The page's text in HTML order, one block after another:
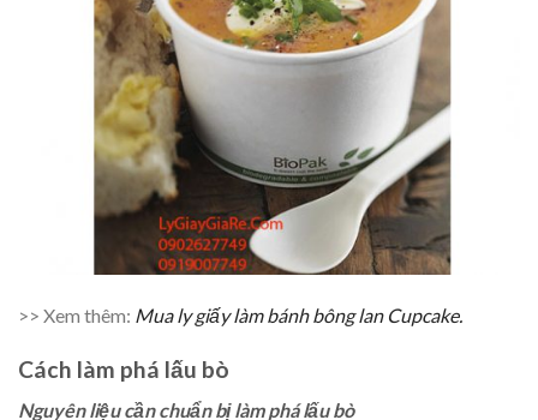
>> Xem thêm: Mua ly giấy làm bánh bông lan Cupcake.
Cách làm phá lấu bò
Nguyên liệu cần chuẩn bị làm phá lấu bò